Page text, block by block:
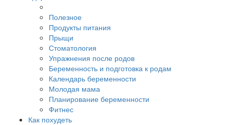
Полезное
Продукты питания
Прыщи
Стоматология
Упражнения после родов
Беременность и подготовка к родам
Календарь беременности
Молодая мама
Планирование беременности
Фитнес
Как похудеть